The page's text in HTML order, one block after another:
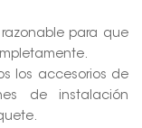
para que
los accesorios de
de instalación